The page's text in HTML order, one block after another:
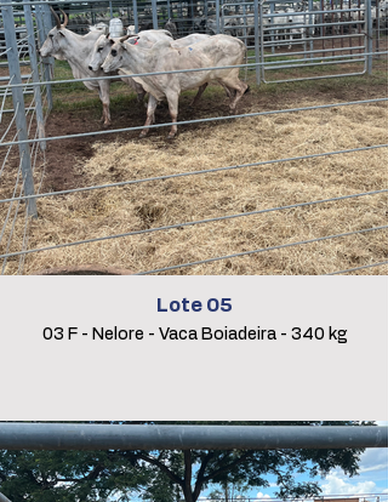
Lote 05
03 F - Nelore - Vaca Boiadeira - 340 kg